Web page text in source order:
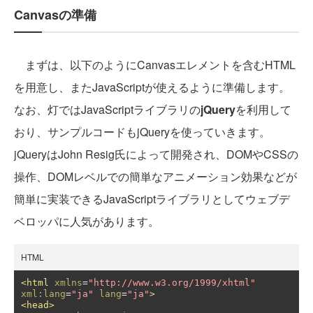
Canvasの準備
まずは、以下のようにCanvasエレメントを含むHTML
を用意し、またJavaScriptが使えるように準備します。
なお、灯ではJavaScriptライブラリのjQueryを利用して
おり、サンプルコードもjQueryを使っていきます。
jQueryはJohn Resig氏によって開発され、DOMやCSSの
操作、DOMレベルでの簡単なアニメーション効果などが
簡単に実装できるJavaScriptライブラリとしてウェブデ
ベロッパに人気があります。
HTML
<html xmlns="http://www.w3.org/1999/xhtml"
xml:lang="ja" lang="ja">
<head>